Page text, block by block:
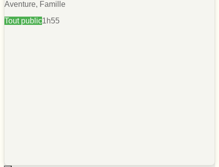
Aventure, Famille
Tout public1h55